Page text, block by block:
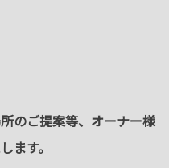
のご提案等、オーナー様
ます。